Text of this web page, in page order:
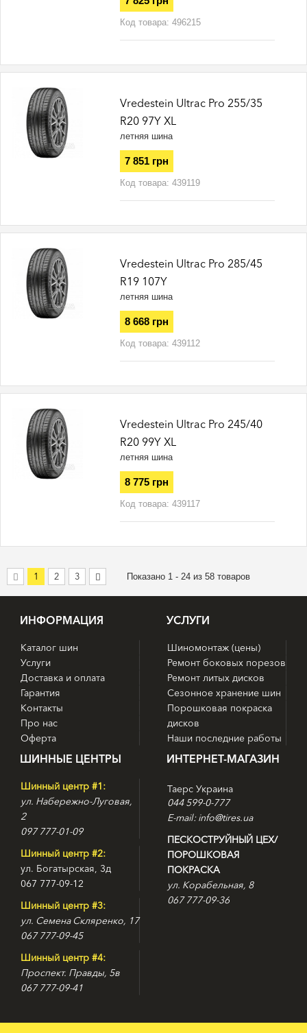
Код товара:496215
Vredestein Ultrac Pro 255/35
R20 97Y XL
летняя шина
7 851 грн
Код товара:439119
Vredestein Ultrac Pro 285/45
R19 107Y
летняя шина
8 668 грн
Код товара:439112
Vredestein Ultrac Pro 245/40
R20 99Y XL
летняя шина
8 775 грн
Код товара:439117
1 2 3 Показано 1 - 24 из 58 товаров
ИНФОРМАЦИЯ
Каталог шин
Услуги
Доставка и оплата
Гарантия
Контакты
Про нас
Оферта
УСЛУГИ
Шиномонтаж (цены)
Ремонт боковых порезов
Ремонт литых дисков
Сезонное хранение шин
Порошковая покраска
дисков
Наши последние работы
ШИННЫЕ ЦЕНТРЫ
Шинный центр #1:
ул. Набережно-Луговая,
2
097 777-01-09
Шинный центр #2:
ул. Богатырская, 3д
067 777-09-12
Шинный центр #3:
ул. Семена Скляренко, 17
067 777-09-45
Шинный центр #4:
Проспект. Правды, 5в
067 777-09-41
ИНТЕРНЕТ-МАГАЗИН
Таерс Украина
044 599-0-777
E-mail: info@tires.ua
ПЕСКОСТРУЙНЫЙ ЦЕХ/
ПОРОШКОВАЯ
ПОКРАСКА
ул. Корабельная, 8
067 777-09-36